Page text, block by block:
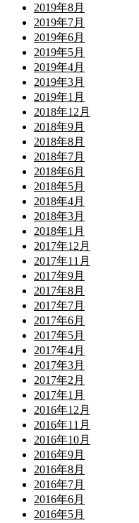
2019年8月
2019年7月
2019年6月
2019年5月
2019年4月
2019年3月
2019年1月
2018年12月
2018年9月
2018年8月
2018年7月
2018年6月
2018年5月
2018年4月
2018年3月
2018年1月
2017年12月
2017年11月
2017年9月
2017年8月
2017年7月
2017年6月
2017年5月
2017年4月
2017年3月
2017年2月
2017年1月
2016年12月
2016年11月
2016年10月
2016年9月
2016年8月
2016年7月
2016年6月
2016年5月